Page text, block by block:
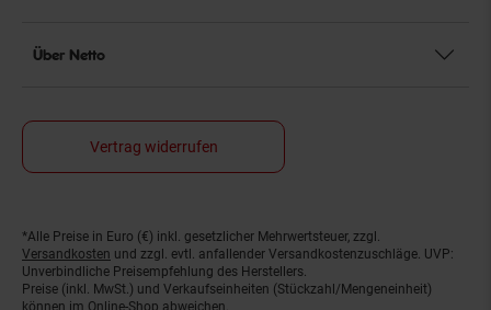
Über Netto
Vertrag widerrufen
Fußnoten
*Alle Preise in Euro (€) inkl. gesetzlicher Mehrwertsteuer, zzgl.
Versandkosten und zzgl. evtl. anfallender Versandkostenzuschläge. UVP:
Unverbindliche Preisempfehlung des Herstellers.
Preise (inkl. MwSt.) und Verkaufseinheiten (Stückzahl/Mengeneinheit)
können im Online-Shop abweichen.